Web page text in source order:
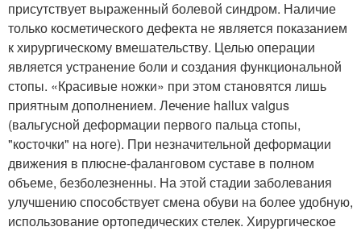
присутствует выраженный болевой синдром. Наличие
только косметического дефекта не является показанием
к хирургическому вмешательству. Целью операции
является устранение боли и создания функциональной
стопы. «Красивые ножки» при этом становятся лишь
приятным дополнением. Лечение hallux valgus
(вальгусной деформации первого пальца стопы,
"косточки" на ноге). При незначительной деформации
движения в плюсне-фаланговом суставе в полном
объеме, безболезненны. На этой стадии заболевания
улучшению способствует смена обуви на более удобную,
использование ортопедических стелек. Хирургическое